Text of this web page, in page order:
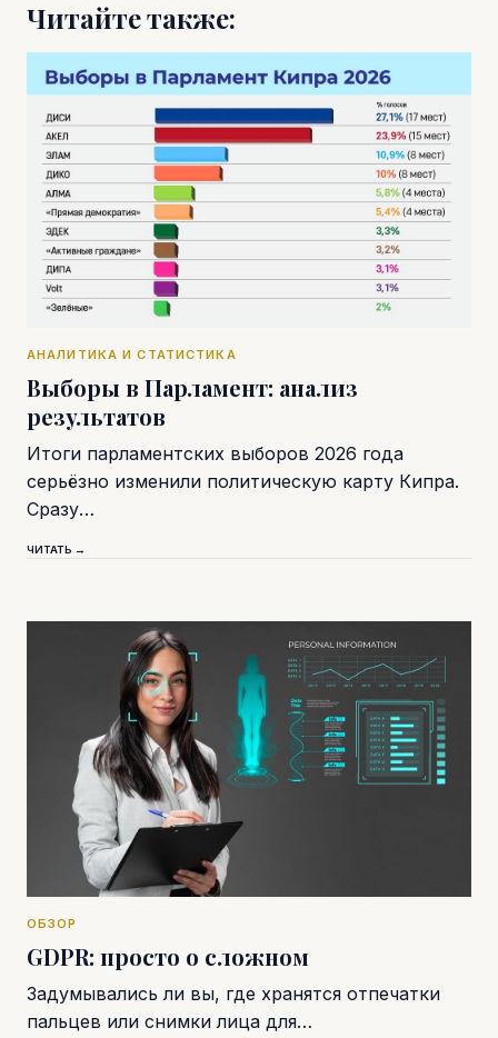
Читайте также:
АНАЛИТИКА И СТАТИСТИКА
Выборы в Парламент: анализ
результатов
Итоги парламентских выборов 2026 года
серьёзно изменили политическую карту Кипра.
Сразу…
ЧИТАТЬ →
ОБЗОР
GDPR: просто о сложном
Задумывались ли вы, где хранятся отпечатки
пальцев или снимки лица для…